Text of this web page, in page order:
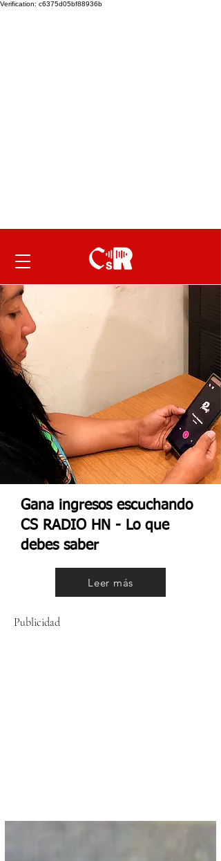
Verification: c6375d05bf88936b
Gana ingresos escuchando
CS RADIO HN - Lo que
debes saber
Leer más
Publicidad